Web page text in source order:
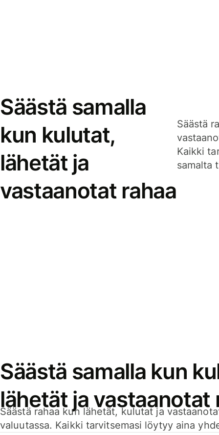
Säästä samalla
kun kulutat,
lähetät ja
vastaanotat rahaa
Säästä
Kaikki
samalta
Säästä samalla kun
lähetät ja vastaanotat
Säästä rahaa kun lähetät, kulutat ja
valuutassa. Kaikki tarvitsemasi löytyy aina